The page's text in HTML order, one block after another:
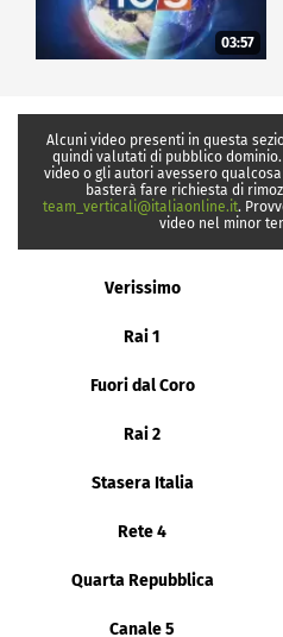
03:57
Alcuni video presenti in questa
quindi valutati di pubblico
video o gli autori avessero
basterà fare richiesta di
team_verticali@italiaonline.it.
video nel minor
Verissimo
Rai 1
Fuori dal Coro
Rai 2
Stasera Italia
Rete 4
Quarta Repubblica
Canale 5